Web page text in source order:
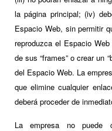
la página principal; (iv)
Espacio Web, sin permitir
reproduzca el Espacio
de sus “frames” o crear un
del Espacio Web. La
que elimine cualquier
deberá proceder de
La empresa no puede